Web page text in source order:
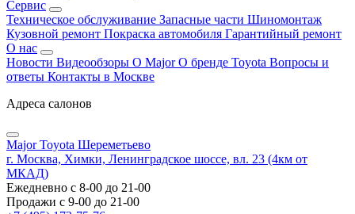
Сервис
Техническое обслуживание Запасные части Шиномонтаж
Кузовной ремонт Покраска автомобиля Гарантийный ремонт
О нас
Новости Видеообзоры О MajorО бренде Toyota Вопросы и
ответы Контакты в Москве
Адреса салонов
Major Toyota Шереметьево
г. Москва, Химки, Ленинградское шоссе, вл. 23 (4км от
МКАД)
Ежедневно с 8-00 до 21-00
Продажи с 9-00 до 21-00